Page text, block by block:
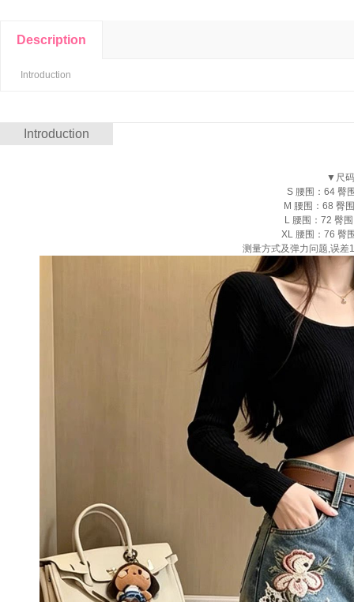
Description
Introduction
Introduction
▼尺
S 腰围：64 臀
M 腰围：68 臀
L 腰围：72 臀
XL 腰围：76 臀
测量方式及弹力问题,误